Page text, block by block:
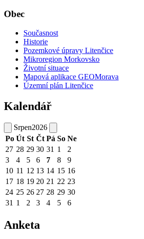
Obec
Současnost
Historie
Pozemkové úpravy Litenčice
Mikroregion Morkovsko
Životní situace
Mapová aplikace GEOMorava
Územní plán Litenčice
Kalendář
Srpen2026
Po Út St Čt Pá So Ne
27 28 29 30 31 1
2
3
4 5 6 7 8
9
10 11 12 13 14 15 16
17 18 19 20 21 22 23
24 25 26 27 28 29 30
31 1 2 3 4 5 6
Anketa